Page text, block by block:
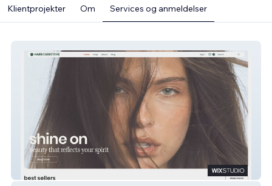
Klientprojekter Om Services og anmeldelser
haircarestore - new online shop